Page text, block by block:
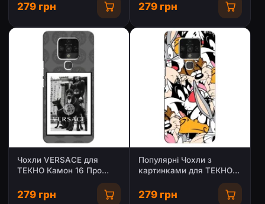
279 грн 279 грн
Чохли VERSACE для
ТЕКНО Камон 16 Про
279 грн
Популярні Чохли з
картинками для ТЕКНО
279 грн